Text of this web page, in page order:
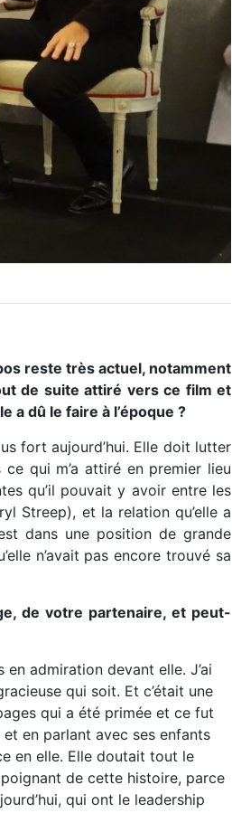
reste très actuel, notamment
de suite attiré vers ce film et
a dû le faire à l’époque ?
fort aujourd’hui. Elle doit lutter
qui m’a attiré en premier lieu
qu’il pouvait y avoir entre les
Streep), et la relation qu’elle a
dans une position de grande
n’avait pas encore trouvé sa
de votre partenaire, et peut-
en admiration devant elle. J’ai
qui soit. Et c’était une
qui a été primée et ce fut
en parlant avec ses enfants
en elle. Elle doutait tout le
poignant de cette histoire, parce
qui ont le leadership